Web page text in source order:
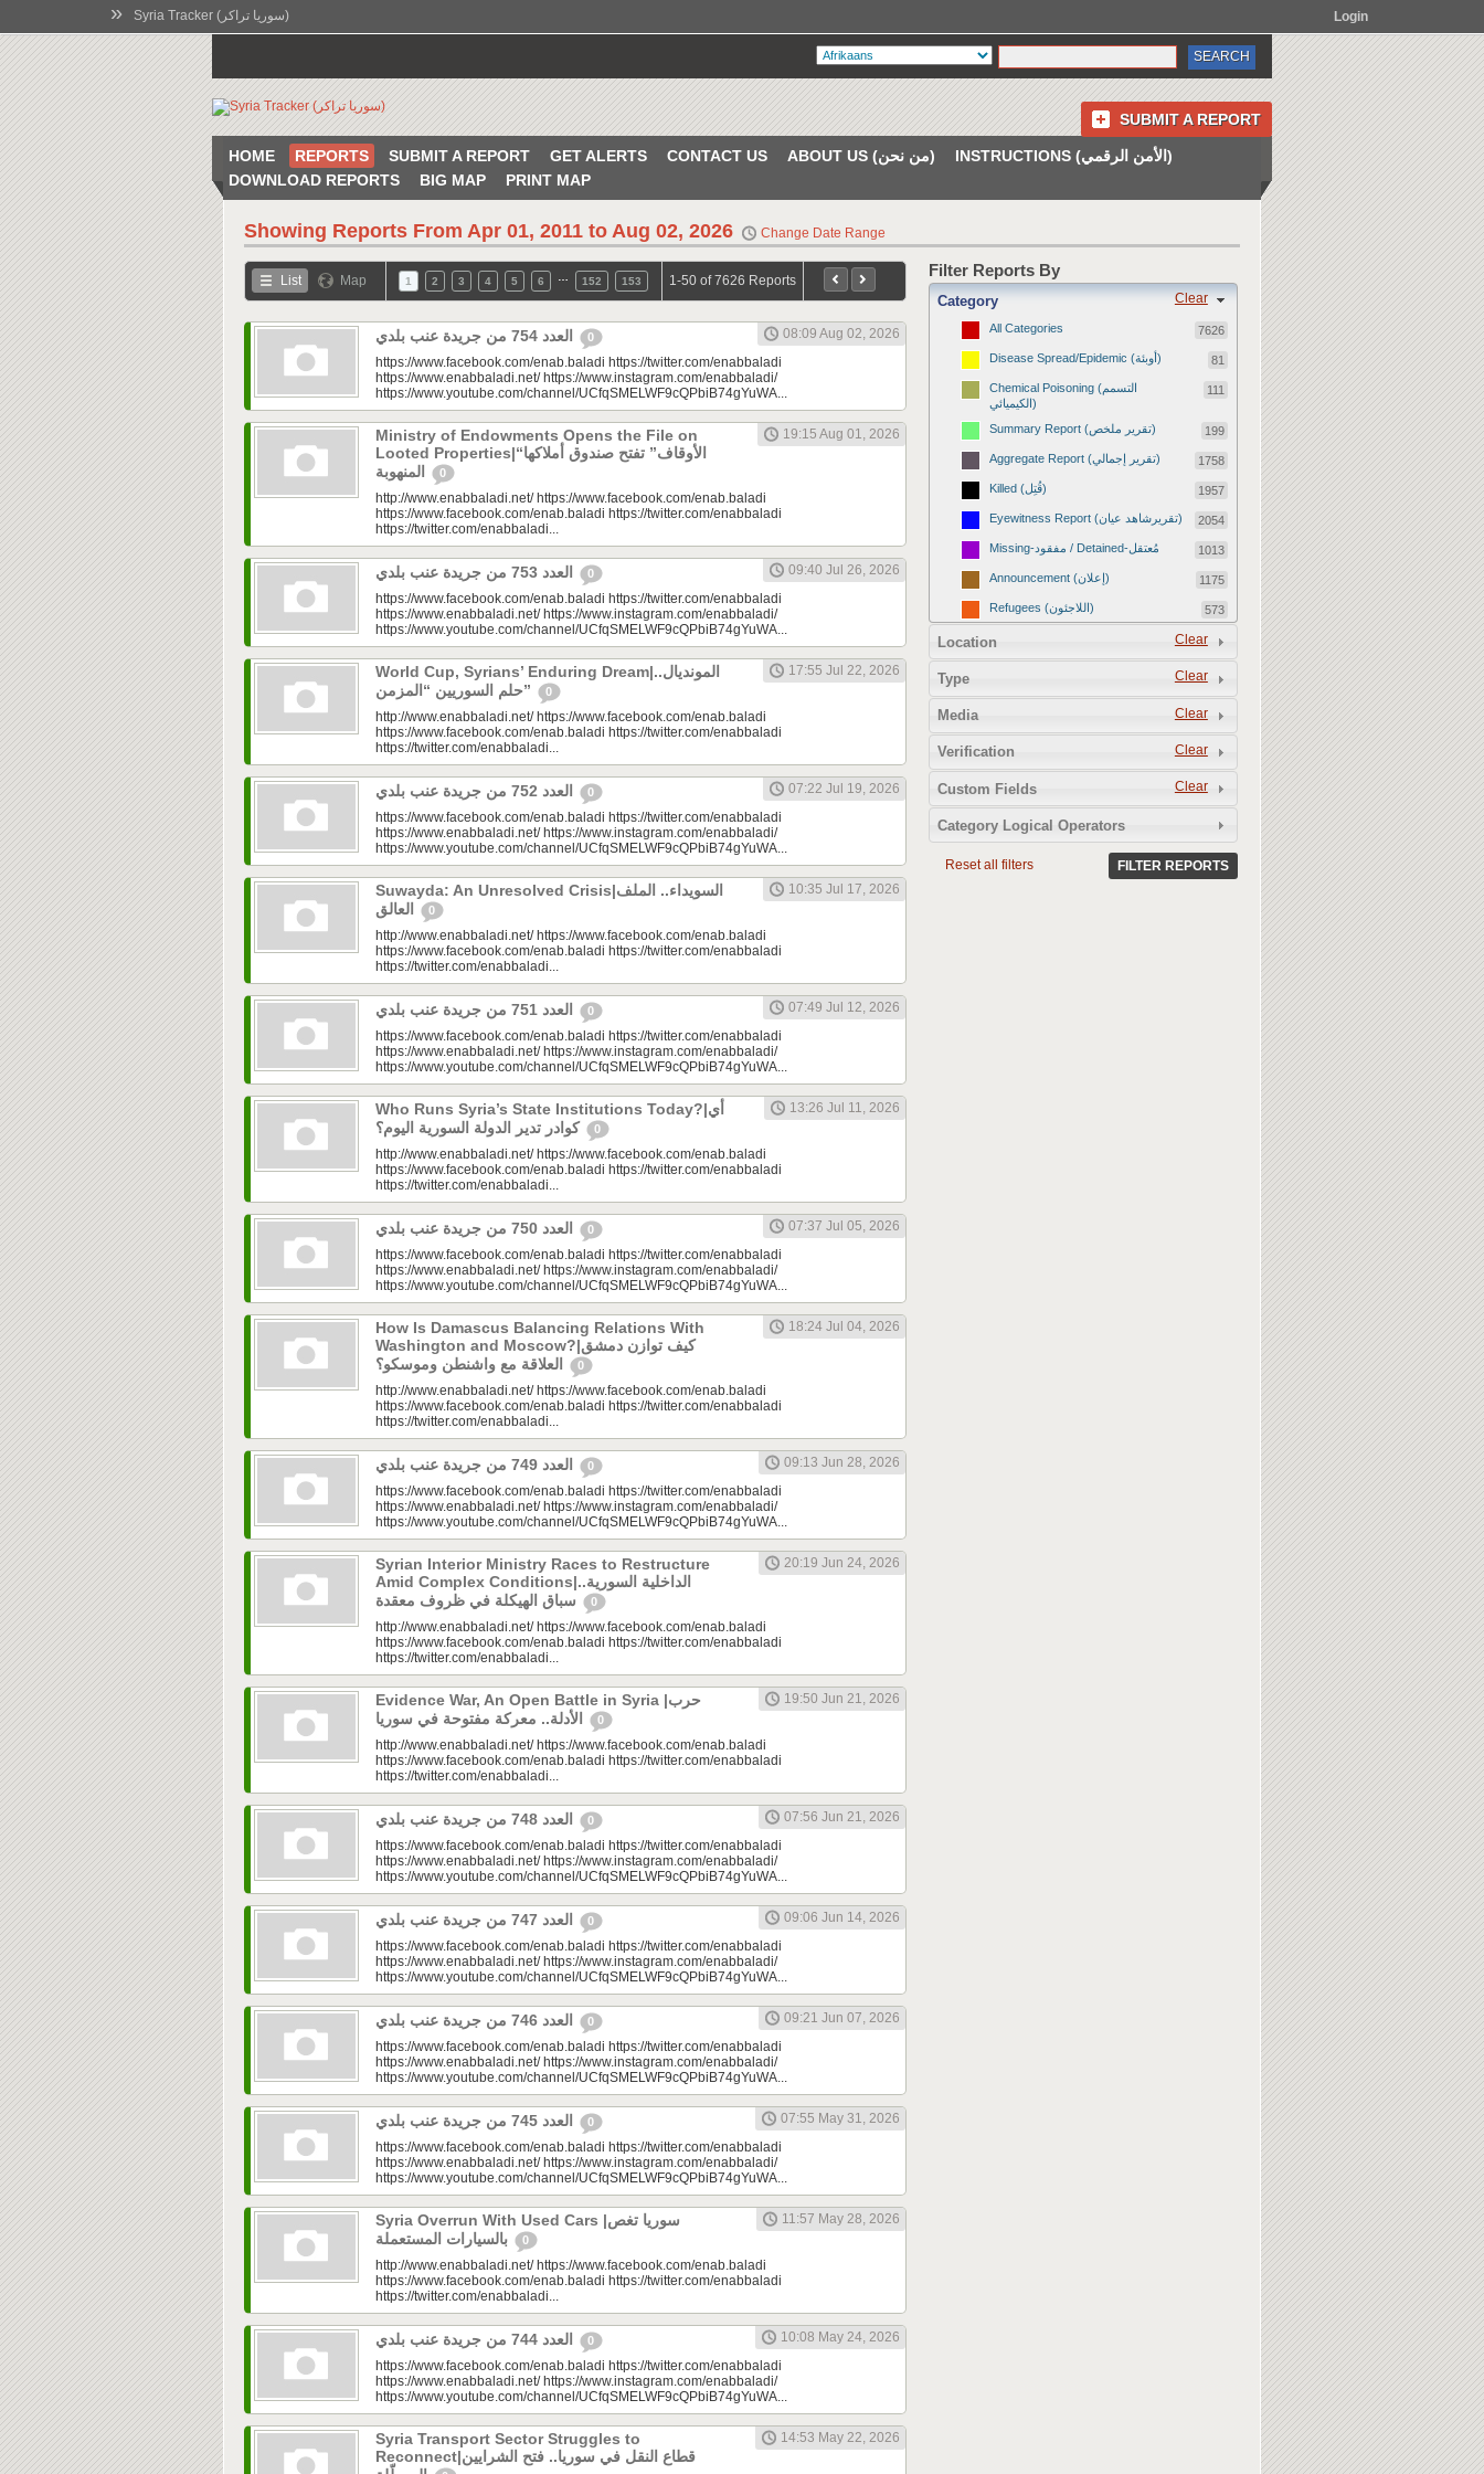
» Syria Tracker (سوريا تراكر) Login
SUBMIT A REPORT
HOME REPORTS SUBMIT A REPORT GET ALERTS CONTACT US ABOUT US (من نحن)
INSTRUCTIONS (الأمن الرقمي)
DOWNLOAD REPORTS
BIG MAP PRINT MAP
Showing Reports From Apr 01, 2011 to Aug 02, 2026 Change Date Range
List Map 1 2 3 4 5 6 152 153 1-50 of 7626 Reports
0
08:09 Aug 02, 2026
https://www.facebook.com/enab.baladi https://twitter.com/enabbaladi
https://www.enabbaladi.net/ https://www.instagram.com/enabbaladi/
https://www.youtube.com/channel/UCfqSMELWF9cQPbiB74gYuWA...
Ministry of Endowments Opens the File on
Looted Properties|“الأوقاف” تفتح صندوق أملاكها
0
19:15 Aug 01, 2026
http://www.enabbaladi.net/ https://www.facebook.com/enab.baladi
https://www.facebook.com/enab.baladi https://twitter.com/enabbaladi
https://twitter.com/enabbaladi...
0
09:40 Jul 26, 2026
https://www.facebook.com/enab.baladi https://twitter.com/enabbaladi
https://www.enabbaladi.net/ https://www.instagram.com/enabbaladi/
https://www.youtube.com/channel/UCfqSMELWF9cQPbiB74gYuWA...
World Cup, Syrians’ Enduring Dream|المونديال..
حلم السوريين “المزمن”
0
17:55 Jul 22, 2026
http://www.enabbaladi.net/ https://www.facebook.com/enab.baladi
https://www.facebook.com/enab.baladi https://twitter.com/enabbaladi
https://twitter.com/enabbaladi...
0
07:22 Jul 19, 2026
https://www.facebook.com/enab.baladi https://twitter.com/enabbaladi
https://www.enabbaladi.net/ https://www.instagram.com/enabbaladi/
https://www.youtube.com/channel/UCfqSMELWF9cQPbiB74gYuWA...
Suwayda: An Unresolved Crisis|السويداء.. الملف
0
10:35 Jul 17, 2026
http://www.enabbaladi.net/ https://www.facebook.com/enab.baladi
https://www.facebook.com/enab.baladi https://twitter.com/enabbaladi
https://twitter.com/enabbaladi...
0
07:49 Jul 12, 2026
https://www.facebook.com/enab.baladi https://twitter.com/enabbaladi
https://www.enabbaladi.net/ https://www.instagram.com/enabbaladi/
https://www.youtube.com/channel/UCfqSMELWF9cQPbiB74gYuWA...
Who Runs Syria’s State Institutions Today?|أي
كوادر تدير الدولة السورية اليوم؟
0
13:26 Jul 11, 2026
http://www.enabbaladi.net/ https://www.facebook.com/enab.baladi
https://www.facebook.com/enab.baladi https://twitter.com/enabbaladi
https://twitter.com/enabbaladi...
0
07:37 Jul 05, 2026
https://www.facebook.com/enab.baladi https://twitter.com/enabbaladi
https://www.enabbaladi.net/ https://www.instagram.com/enabbaladi/
https://www.youtube.com/channel/UCfqSMELWF9cQPbiB74gYuWA...
How Is Damascus Balancing Relations With
Washington and Moscow?|كيف توازن دمشق
0
18:24 Jul 04, 2026
http://www.enabbaladi.net/ https://www.facebook.com/enab.baladi
https://www.facebook.com/enab.baladi https://twitter.com/enabbaladi
https://twitter.com/enabbaladi...
0
09:13 Jun 28, 2026
https://www.facebook.com/enab.baladi https://twitter.com/enabbaladi
https://www.enabbaladi.net/ https://www.instagram.com/enabbaladi/
https://www.youtube.com/channel/UCfqSMELWF9cQPbiB74gYuWA...
Syrian Interior Ministry Races to Restructure
Amid Complex Conditions|الداخلية السورية..
0
20:19 Jun 24, 2026
http://www.enabbaladi.net/ https://www.facebook.com/enab.baladi
https://www.facebook.com/enab.baladi https://twitter.com/enabbaladi
https://twitter.com/enabbaladi...
Evidence War, An Open Battle in Syria |حرب
0
19:50 Jun 21, 2026
http://www.enabbaladi.net/ https://www.facebook.com/enab.baladi
https://www.facebook.com/enab.baladi https://twitter.com/enabbaladi
https://twitter.com/enabbaladi...
0
07:56 Jun 21, 2026
https://www.facebook.com/enab.baladi https://twitter.com/enabbaladi
https://www.enabbaladi.net/ https://www.instagram.com/enabbaladi/
https://www.youtube.com/channel/UCfqSMELWF9cQPbiB74gYuWA...
0
09:06 Jun 14, 2026
https://www.facebook.com/enab.baladi https://twitter.com/enabbaladi
https://www.enabbaladi.net/ https://www.instagram.com/enabbaladi/
https://www.youtube.com/channel/UCfqSMELWF9cQPbiB74gYuWA...
0
09:21 Jun 07, 2026
https://www.facebook.com/enab.baladi https://twitter.com/enabbaladi
https://www.enabbaladi.net/ https://www.instagram.com/enabbaladi/
https://www.youtube.com/channel/UCfqSMELWF9cQPbiB74gYuWA...
0
07:55 May 31, 2026
https://www.facebook.com/enab.baladi https://twitter.com/enabbaladi
https://www.enabbaladi.net/ https://www.instagram.com/enabbaladi/
https://www.youtube.com/channel/UCfqSMELWF9cQPbiB74gYuWA...
Syria Overrun With Used Cars |سوريا تغص
0
11:57 May 28, 2026
http://www.enabbaladi.net/ https://www.facebook.com/enab.baladi
https://www.facebook.com/enab.baladi https://twitter.com/enabbaladi
https://twitter.com/enabbaladi...
0
10:08 May 24, 2026
https://www.facebook.com/enab.baladi https://twitter.com/enabbaladi
https://www.enabbaladi.net/ https://www.instagram.com/enabbaladi/
https://www.youtube.com/channel/UCfqSMELWF9cQPbiB74gYuWA...
Syria Transport Sector Struggles to
Reconnect|قطاع النقل في سوريا.. فتح الشرايين
14:53 May 22, 2026
Filter Reports By
Clear
Category
All Categories 7626
Disease Spread/Epidemic (أوبئة) 81
Chemical Poisoning (التسمم
الكيميائي)
111
Summary Report (تقرير ملخص) 199
Aggregate Report (تقرير إجمالي) 1758
Killed (قُتِل) 1957
Eyewitness Report (تقريرشاهد عيان) 2054
Missing-مفقود / Detained-مُعتقل 1013
Announcement (إعلان) 1175
Refugees (اللاجئون) 573
1672
Revenge Killings (القتل بدافع الانتقام) 11
2
13
Clear
Location
Clear
Type
Clear
Media
Clear
Verification
Clear
Custom Fields
Category Logical Operators
Reset all filters FILTER REPORTS